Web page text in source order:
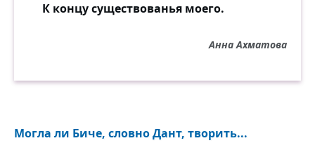
К концу существованья моего.
Анна Ахматова
Могла ли Биче, словно Дант, творить...